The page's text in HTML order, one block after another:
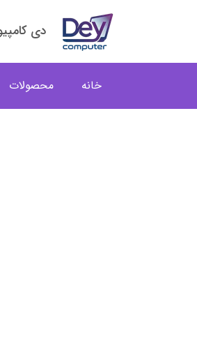
دی
خانه محصولات